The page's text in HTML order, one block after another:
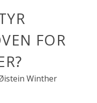
FOR
Winther